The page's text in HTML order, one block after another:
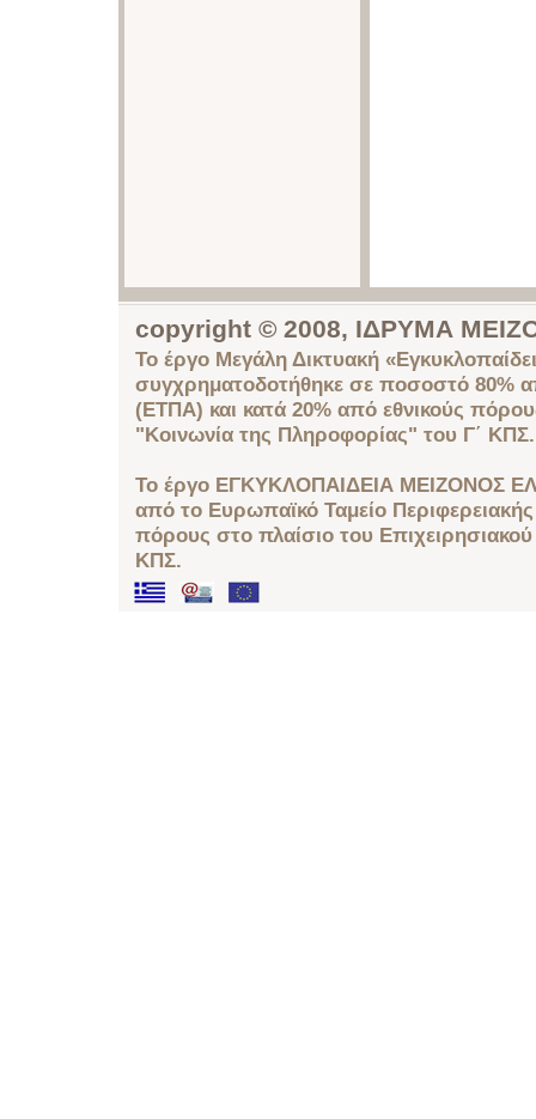
copyright © 2008, ΙΔΡΥΜΑ
Το έργο Μεγάλη Δικτυακή
συγχρηματοδοτήθηκε σε ποσοστό 80%
(ΕΤΠΑ) και κατά 20% από εθνικούς
"Κοινωνία της Πληροφορίας" του Γ΄ ΚΠΣ.
Το έργο ΕΓΚΥΚΛΟΠΑΙΔΕΙΑ ΜΕΙΖΟΝΟΣ
από το Ευρωπαϊκό Ταμείο
πόρους στο πλαίσιο του
ΚΠΣ.